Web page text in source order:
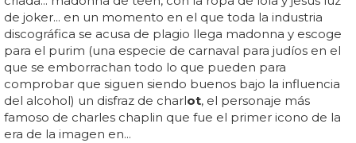
de joker... en un momento en el que toda la industria
discográfica se acusa de plagio llega madonna y escoge
para el purim (una especie de carnaval para judíos en el
que se emborrachan todo lo que pueden para
comprobar que siguen siendo buenos bajo la influencia
del alcohol) un disfraz de charlot, el personaje más
famoso de charles chaplin que fue el primer icono de la
era de la imagen en...